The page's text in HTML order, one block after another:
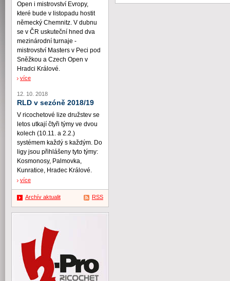
Open i mistrovství Evropy,
které bude v listopadu hostit
německý Chemnitz. V dubnu
se v ČR uskuteční hned dva
mezinárodní turnaje -
mistrovství Masters v Peci pod
Sněžkou a Czech Open v
Hradci Králové.
více
12. 10. 2018
RLD v sezóně 2018/19
V ricochetové lize družstev se
letos utkají čtyři týmy ve dvou
kolech (10.11. a 2.2.)
systémem každý s každým. Do
ligy jsou přihlášeny tyto týmy:
Kosmonosy, Palmovka,
Kunratice, Hradec Králové.
více
Archív aktualit RSS